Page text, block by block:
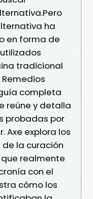
ha
en forma de
tradicional
completa
reúne y detalla
probadas por
Axe explora los
la curación
realmente
con el
cómo los